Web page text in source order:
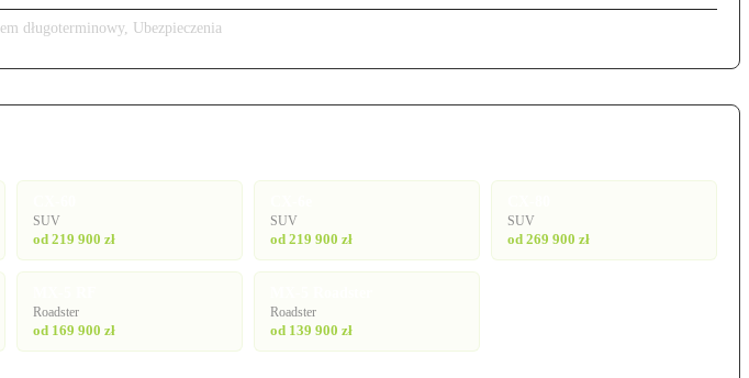
długoterminowy, Ubezpieczenia
SUV
od 219 900 zł
SUV
od 219 900 zł
SUV
od 269 900 zł
Roadster
od 169 900 zł
Roadster
od 139 900 zł